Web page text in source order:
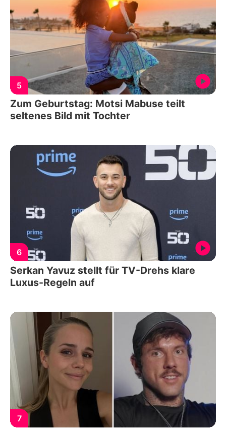
5
Zum Geburtstag: Motsi Mabuse teilt
seltenes Bild mit Tochter
6
Serkan Yavuz stellt für TV-Drehs klare
Luxus-Regeln auf
7